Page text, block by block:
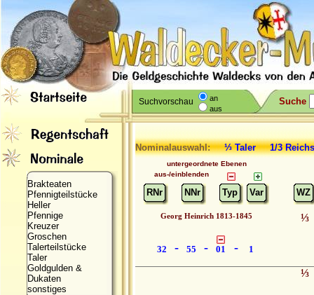
Suchvorschau
an
aus
Suche
Brakteaten
Pfennigteilstücke
Heller
Pfennige
Kreuzer
Groschen
Talerteilstücke
Taler
Goldgulden &
Dukaten
sonstiges
Nominalauswahl:⅓ Taler 1/3
untergeordnete Ebenen
aus-/einblenden
RNr NNr Typ Var WZ
Georg Heinrich 1813-1845
32 - 55 - 01 - 1
⅓
⅓